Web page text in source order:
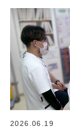
2026.06.19